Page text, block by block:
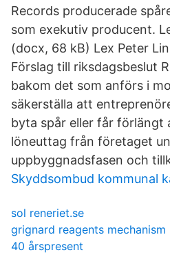
Records producerade
som exekutiv producent.
(docx, 68 kB) Lex Peter
Förslag till riksdagsbeslut
bakom det som anförs i
säkerställa att
byta spår eller får förlängt
löneuttag från företaget
uppbyggnadsfasen och
Skyddsombud kommunal
sol reneriet.se
grignard reagents mechanism
40 årspresent